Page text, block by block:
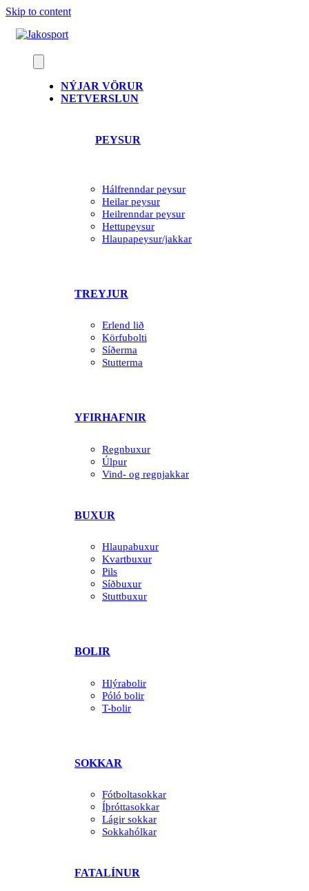
Skip to content
NÝJAR VÖRUR
NETVERSLUN
PEYSUR
Hálfrenndar peysur
Heilar peysur
Heilrenndar peysur
Hettupeysur
Hlaupapeysur/jakkar
TREYJUR
Erlend lið
Körfubolti
Síðerma
Stutterma
YFIRHAFNIR
Regnbuxur
Úlpur
Vind- og regnjakkar
BUXUR
Hlaupabuxur
Kvartbuxur
Pils
Síðbuxur
Stuttbuxur
BOLIR
Hlýrabolir
Póló bolir
T-bolir
SOKKAR
Fótboltasokkar
Íþróttasokkar
Lágir sokkar
Sokkahólkar
FATALÍNUR